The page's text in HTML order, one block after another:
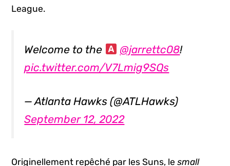
League.
Welcome to the @jarrettc08!
pic.twitter.com/V7Lmig9SQs
— Atlanta Hawks (@ATLHawks)
September 12, 2022
Originellement repêché par les Suns, lesmall